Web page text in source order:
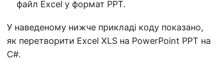
файл Excel у формат PPT.
У наведеному нижче прикладі коду показано,
як перетворити Excel XLS на PowerPoint PPT на
C#.